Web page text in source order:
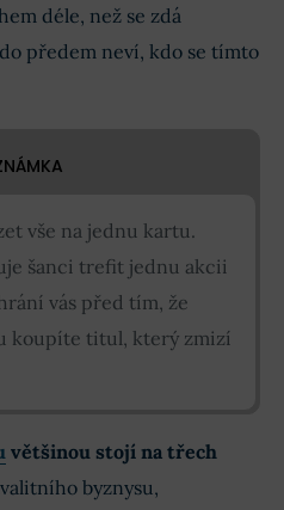
déle, než se zdá
předem neví, kdo se tímto
vše na jednu kartu.
šanci trefit jednu akcii
vás před tím, že
koupíte titul, který zmizí
většinou stojí na třech
byznysu,